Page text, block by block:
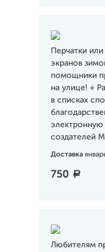
Перчатки
экранов
помощники
на улице! +
в списках
электронную
создателей
Доставка
750 a
Любителям